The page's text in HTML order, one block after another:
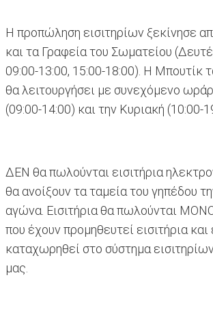
Η προπώληση εισιτηρίων ξεκίνησε
και τα Γραφεία του Σωματείου
09:00-13:00, 15:00-18:00). H Μπουτίκ
θα λειτουργήσει με συνεχόμενο
(09:00-14:00) και την Κυριακή (10:00-
ΔΕΝ θα πωλούνται εισιτήρια
θα ανοίξουν τα ταμεία του γηπέδου
αγώνα. Eισιτήρια θα πωλούνται
που έχουν προμηθευτεί εισιτήρια και
καταχωρηθεί στο σύστημα
μας.